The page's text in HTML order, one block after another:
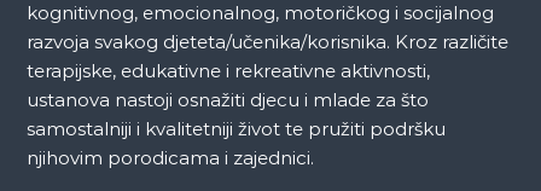
kognitivnog, emocionalnog, motoričkog i socijalnog
razvoja svakog djeteta/učenika/korisnika. Kroz različite
terapijske, edukativne i rekreativne aktivnosti,
ustanova nastoji osnažiti djecu i mlade za što
samostalniji i kvalitetniji život te pružiti podršku
njihovim porodicama i zajednici.